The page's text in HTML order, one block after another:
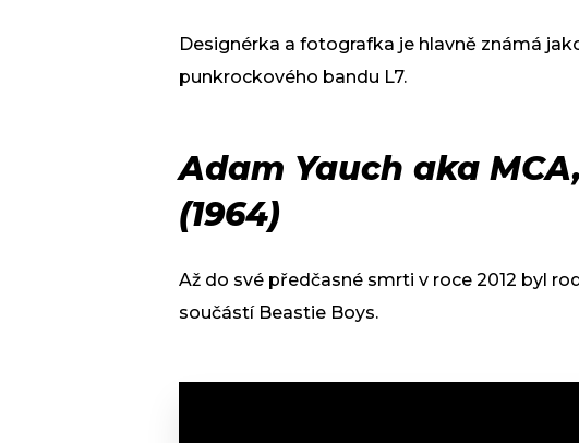
Designérka a fotografka je hlavně známá
punkrockového bandu L7.
Adam Yauch aka
(1964)
Až do své předčasné smrti v roce 2012 byl
součástí Beastie Boys.